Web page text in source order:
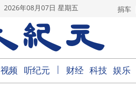
2026年08月07日 星期五 捐车
视频 听纪元 财经 科技 娱乐